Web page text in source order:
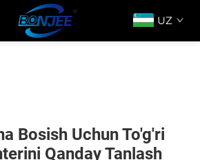
UZ
Bosish Uchun To'g'ri
Qanday Tanlash